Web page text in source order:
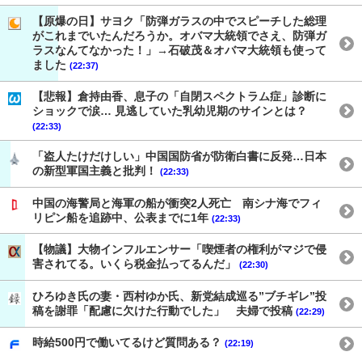
【原爆の日】サヨク「防弾ガラスの中でスピーチした総理
がこれまでいたんだろうか。オバマ大統領でさえ、防弾ガ
ラスなんてなかった！」→石破茂＆オバマ大統領も使って
ました (22:37)
【悲報】倉持由香、息子の「自閉スペクトラム症」診断に
ショックで涙… 見逃していた乳幼児期のサインとは？
(22:33)
「盗人たけだけしい」中国国防省が防衛白書に反発…日本
の新型軍国主義と批判！
(22:33)
中国の海警局と海軍の船が衝突2人死亡 南シナ海でフィ
リピン船を追跡中、公表までに1年 (22:33)
【物議】大物インフルエンサー「喫煙者の権利がマジで侵
害されてる。いくら税金払ってるんだ」
(22:30)
ひろゆき氏の妻・西村ゆか氏、新党結成巡る”ブチギレ”投
稿を謝罪「配慮に欠けた行動でした」 夫婦で投稿 (22:29)
時給500円で働いてるけど質問ある？ (22:19)